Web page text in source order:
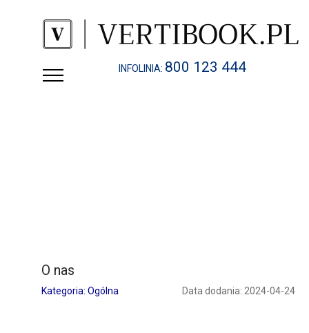
INFOLINIA: 800 123 444
O nas
Kategoria: Ogólna Data dodania: 2024-04-24